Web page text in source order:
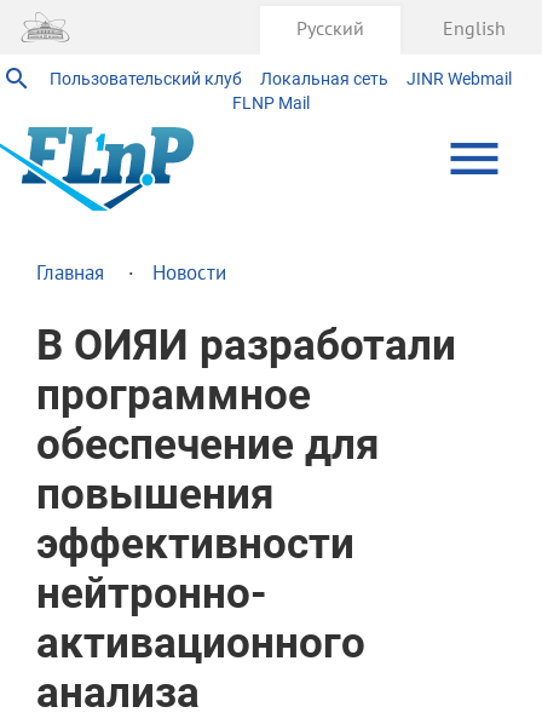
Пользовательский клуб Локальная сеть
JINR Webmail
FLNP Mail
Русский English
Главная Новости
В ОИЯИ разработали
программное
обеспечение для
повышения
эффективности
нейтронно-
активационного
анализа